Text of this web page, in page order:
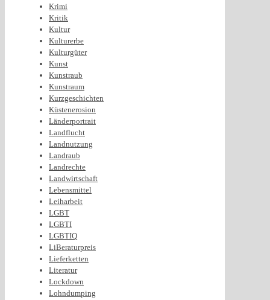
Krimi
Kritik
Kultur
Kulturerbe
Kulturgüter
Kunst
Kunstraub
Kunstraum
Kurzgeschichten
Küstenerosion
Länderportrait
Landflucht
Landnutzung
Landraub
Landrechte
Landwirtschaft
Lebensmittel
Leiharbeit
LGBT
LGBTI
LGBTIQ
LiBeraturpreis
Lieferketten
Literatur
Lockdown
Lohndumping